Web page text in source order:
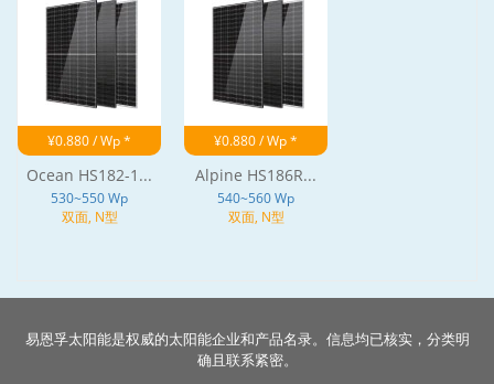
¥0.880 / Wp *
Ocean HS182-1...
530~550 Wp
双面, N型
¥0.880 / Wp *
Alpine HS186R...
540~560 Wp
双面, N型
易恩孚太阳能是权威的太阳能企业和产品名录。信息均已核实，分类明
确且联系紧密。